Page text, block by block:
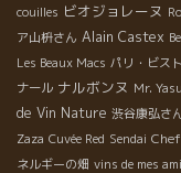
couilles ビオジョレーヌ
ア山枡さん Alain Castex
Les Beaux Macs パリ・ビス
ナール ナルボンヌ Mr.
de Vin Nature 渋谷康弘さ
Zaza Cuvée Red Sendai
ネルギーの畑 vins de mes